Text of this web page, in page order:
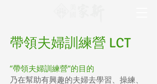
帶領夫婦訓練營 LCT
“帶領夫婦訓練營“的目的
乃在幫助有興趣的夫婦去學習、操練、